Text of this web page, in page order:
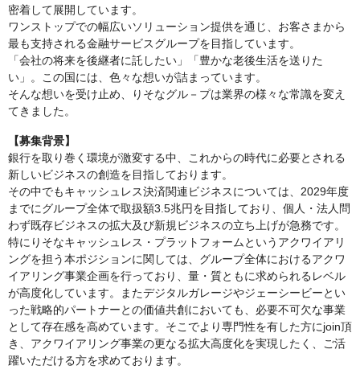
密着して展開しています。
ワンストップでの幅広いソリューション提供を通じ、お客さまから
最も支持される金融サービスグループを目指しています。
「会社の将来を後継者に託したい」「豊かな老後生活を送りた
い」。この国には、色々な想いが詰まっています。
そんな想いを受け止め、りそなグル－プは業界の様々な常識を変え
てきました。
【募集背景】
銀行を取り巻く環境が激変する中、これからの時代に必要とされる
新しいビジネスの創造を目指しております。
その中でもキャッシュレス決済関連ビジネスについては、2029年度
までにグループ全体で取扱額3.5兆円を目指しており、個人・法人問
わず既存ビジネスの拡大及び新規ビジネスの立ち上げが急務です。
特にりそなキャッシュレス・プラットフォームというアクワイアリ
ングを担う本ポジションに関しては、グループ全体におけるアクワ
イアリング事業企画を行っており、量・質ともに求められるレベル
が高度化しています。またデジタルガレージやジェーシービーとい
った戦略的パートナーとの価値共創においても、必要不可欠な事業
として存在感を高めています。そこでより専門性を有した方にjoin頂
き、アクワイアリング事業の更なる拡大高度化を実現したく、ご活
躍いただける方を求めております。